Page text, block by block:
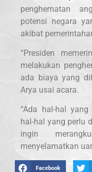
penghematan
potensi negara
akibat
“Presiden
melakukan
ada biaya yang
Arya usai acara.
“Ada hal-hal
hal-hal yang perlu
ingin
menyelamatkan
Facebook